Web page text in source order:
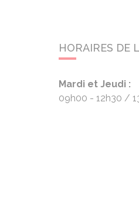
HORAIRES DE
Mardi et Jeudi :
09h00 - 12h30